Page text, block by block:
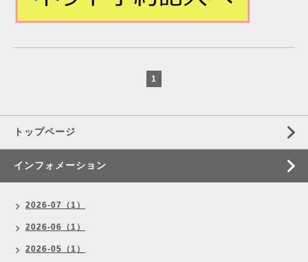
1
トップページ
インフォメーション
2026-07（1）
2026-06（1）
2026-05（1）